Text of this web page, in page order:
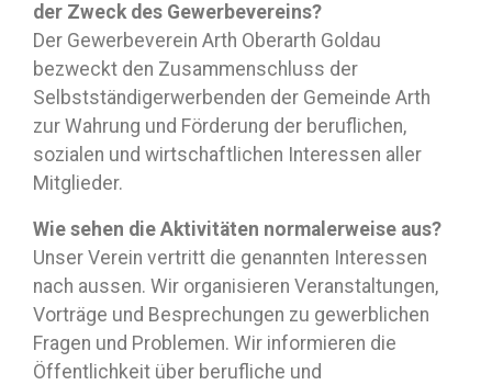
der Zweck des Gewerbevereins?
Der Gewerbeverein Arth Oberarth Goldau
bezweckt den Zusammenschluss der
Selbstständigerwerbenden der Gemeinde Arth
zur Wahrung und Förderung der beruflichen,
sozialen und wirtschaftlichen Interessen aller
Mitglieder.
Wie sehen die Aktivitäten normalerweise aus?
Unser Verein vertritt die genannten Interessen
nach aussen. Wir organisieren Veranstaltungen,
Vorträge und Besprechungen zu gewerblichen
Fragen und Problemen. Wir informieren die
Öffentlichkeit über berufliche und